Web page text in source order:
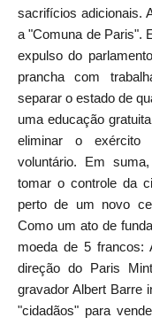
sacrifícios adicionais.
a "Comuna de Paris".
expulso do
prancha com
separar o estado de
uma educação
eliminar o exército
voluntário. Em
tomar o controle da
perto de um novo
Como um ato de
moeda de 5 francos:
direção do Paris
gravador Albert Barre
"cidadãos" para